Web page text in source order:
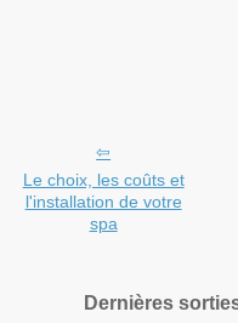
Le choix, les coûts et
l'installation de votre
spa
Dernières